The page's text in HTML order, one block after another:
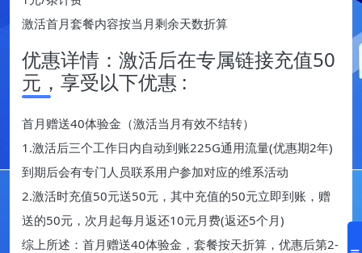
激活首月套餐内容按当月剩余天数折算
优惠详情：激活后在专属链接充值50
元，享受以下优惠 :
首月赠送40体验金（激活当月有效不结转）
1.激活后三个工作日内自动到账225G通用流量(优惠期2年)
到期后会有专门人员联系用户参加对应的维系活动
2.激活时充值50元送50元，其中充值的50元立即到账，赠
送的50元，次月起每月返还10元月费(返还5个月)
综上所述：首月赠送40体验金，套餐按天折算，优惠后第2-